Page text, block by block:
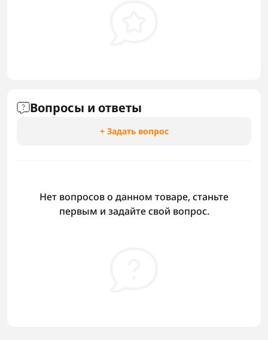
Вопросы и ответы
+ Задать вопрос
Нет вопросов о данном товаре, станьте
первым и задайте свой вопрос.